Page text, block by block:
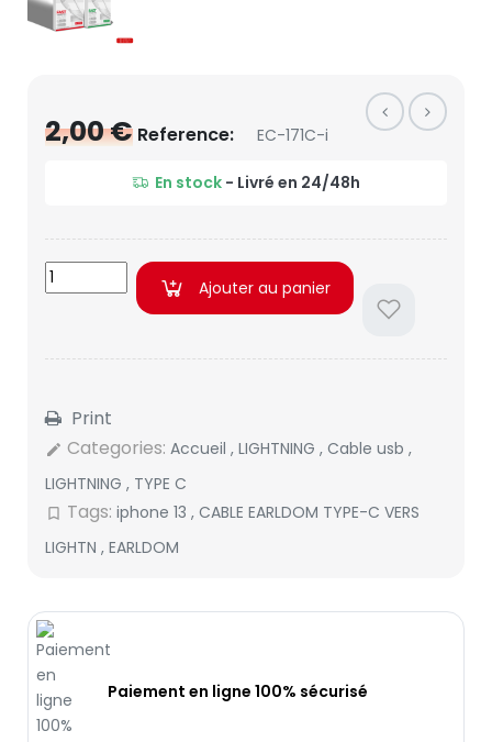
2,00 € Reference: EC-171C-i
En stock - Livré en 24/48h
Ajouter au panier
Print
edit Categories: Accueil , LIGHTNING , Cable usb ,
LIGHTNING , TYPE C
bookmark_border Tags: iphone 13 , CABLE EARLDOM TYPE-C VERS
LIGHTN , EARLDOM
Paiement en ligne 100% sécurisé